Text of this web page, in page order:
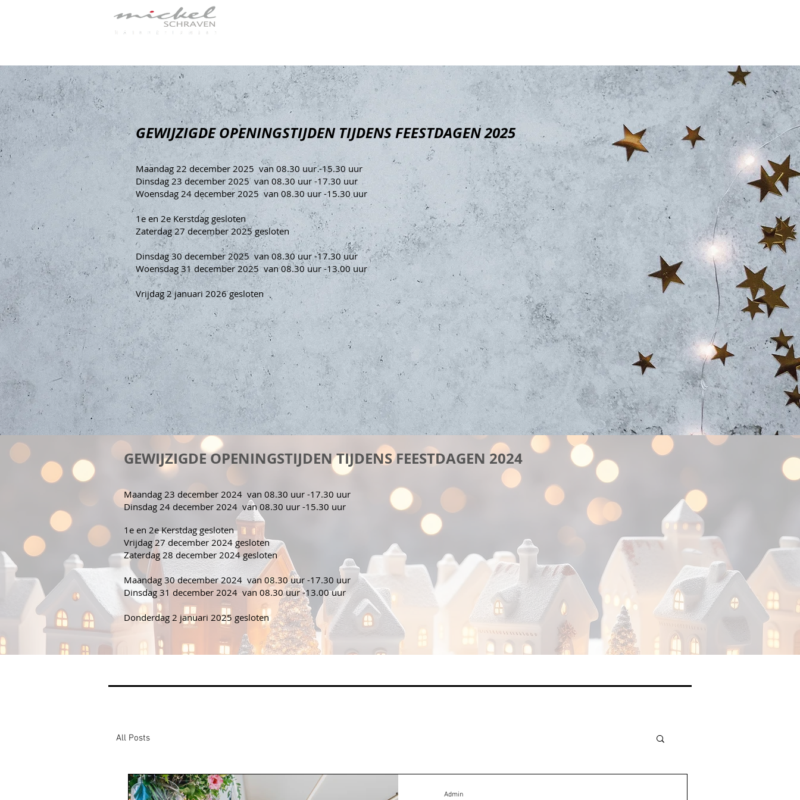
GEWIJZIGDE OPENINGSTIJDEN TIJDENS FEESTDAGEN 2025
Maandag 22 december 2025 van 08.30 uur -15.30 uur
Dinsdag 23 december 2025 van 08.30 uur -17.30 uur
Woensdag 24 december 2025 van 08.30 uur -15.30 uur
1e en 2e Kerstdag gesloten
Zaterdag 27 december 2025 gesloten
Dinsdag 30 december 2025 van 08.30 uur -17.30 uur
Woensdag 31 december 2025 van 08.30 uur -13.00 uur
Vrijdag 2 januari 2026 gesloten
GEWIJZIGDE OPENINGSTIJDEN TIJDENS FEESTDAGEN 2024
Maandag 23 december 2024 van 08.30 uur -17.30 uur
Dinsdag 24 december 2024 van 08.30 uur -15.30 uur
1e en 2e Kerstdag gesloten
Vrijdag 27 december 2024 gesloten
Zaterdag 28 december 2024 gesloten
Maandag 30 december 2024 van 08.30 uur -17.30 uur
Dinsdag 31 december 2024 van 08.30 uur -13.00 uur
Donderdag 2 januari 2025 gesloten
All Posts
Admin